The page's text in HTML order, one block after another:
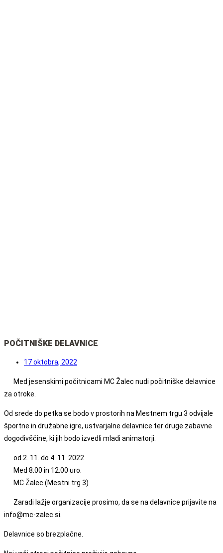
POČITNIŠKE DELAVNICE
17 oktobra, 2022
Med jesenskimi počitnicami MC Žalec nudi počitniške delavnice
za otroke.
Od srede do petka se bodo v prostorih na Mestnem trgu 3 odvijale
športne in družabne igre, ustvarjalne delavnice ter druge zabavne
dogodivščine, ki jih bodo izvedli mladi animatorji.
od 2. 11. do 4. 11. 2022
Med 8:00 in 12:00 uro.
MC Žalec (Mestni trg 3)
Zaradi lažje organizacije prosimo, da se na delavnice prijavite na
info@mc-zalec.si.
Delavnice so brezplačne.